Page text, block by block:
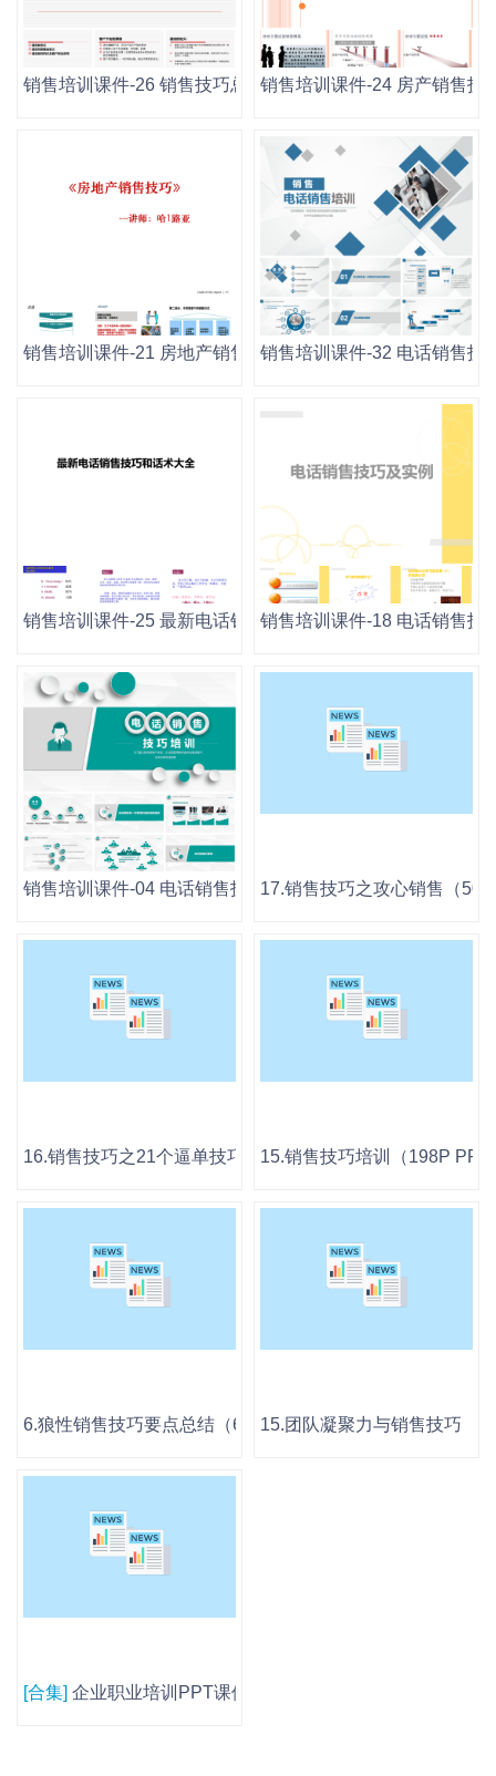
销售培训课件-26 销售技巧总结.pptx销售培训课件-24 房产销售技
销售培训课件-21 房地产销售技巧.ppt销售培训课件-32 电话销售技
销售培训课件-25 最新电话销售技巧和话术大全.ppt
销售培训课件-18 电话销售技
销售培训课件-04 电话销售技巧培训.pptx17.销售技巧之攻心销售（
16.销售技巧之21个逼单技巧（24P PPT）.pptx
15.销售技巧培训（198P PPT
6.狼性销售技巧要点总结（65P PPT）.pptx15.团队凝聚力与销售技巧（4
[合集] 企业职业培训PPT课件-07.销售技巧类